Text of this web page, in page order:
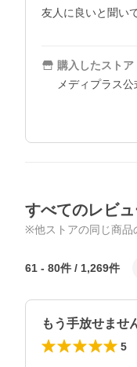
友人に良いと聞い
購入したストア
メディプラス
すべてのレビ
※他ストアの同じ商品
61 - 80件 / 1,269件
もう手放せませ
5